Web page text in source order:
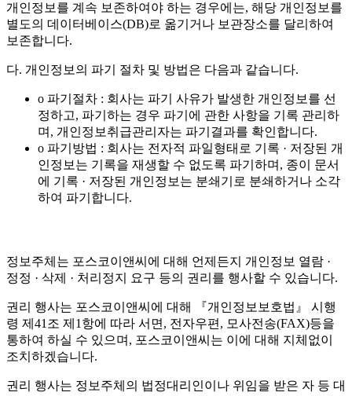
개인정보를 계속 보존하여야 하는 경우에는, 해당 개인정보를
별도의 데이터베이스(DB)로 옮기거나 보관장소를 달리하여
보존합니다.
다. 개인정보의 파기 절차 및 방법은 다음과 같습니다.
o 파기절차 : 회사는 파기 사유가 발생한 개인정보를 선
정하고, 파기하는 경우 파기에 관한 사항을 기록 관리하
며, 개인정보취급관리자는 파기결과를 확인합니다.
o 파기방법 : 회사는 전자적 파일형태로 기록 · 저장된 개
인정보는 기록을 재생할 수 없도록 파기하며, 종이 문서
에 기록 · 저장된 개인정보는 분쇄기로 분쇄하거나 소각
하여 파기합니다.
정보주체는 포스코이앤씨에 대해 언제든지 개인정보 열람 ·
정정 · 삭제 · 처리정지 요구 등의 권리를 행사할 수 있습니다.
권리 행사는 포스코이앤씨에 대해 『개인정보보호법』 시행
령 제41조 제1항에 따라 서면, 전자우편, 모사전송(FAX)등을
통하여 하실 수 있으며, 포스코이앤씨는 이에 대해 지체없이
조치하겠습니다.
권리 행사는 정보주체의 법정대리인이나 위임을 받은 자 등 대